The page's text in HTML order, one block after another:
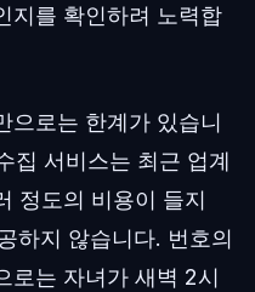
지를 확인하려 노력합
으로는 한계가 있습니
집 서비스는 최근 업계
정도의 비용이 들지
하지 않습니다. 번호의
로는 자녀가 새벽 2시